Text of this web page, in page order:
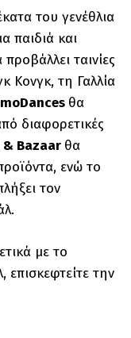
του γενέθλια
παιδιά και
προβάλλει ταινίες
Κονγκ, τη Γαλλία
θα
διαφορετικές
& Bazaar θα
ενώ το
τον
με το
την